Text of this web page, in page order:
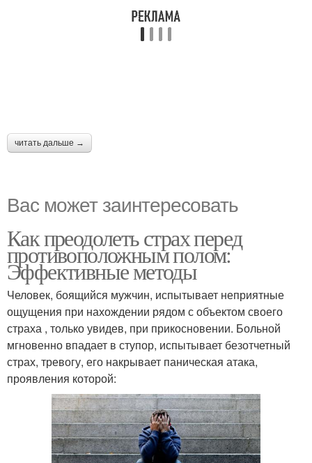
читать дальше →
Вас может заинтересовать
Как преодолеть страх перед
противоположным полом:
Эффективные методы
Человек, боящийся мужчин, испытывает неприятные
ощущения при нахождении рядом с объектом своего
страха , только увидев, при прикосновении. Больной
мгновенно впадает в ступор, испытывает безотчетный
страх, тревогу, его накрывает паническая атака,
проявления которой: